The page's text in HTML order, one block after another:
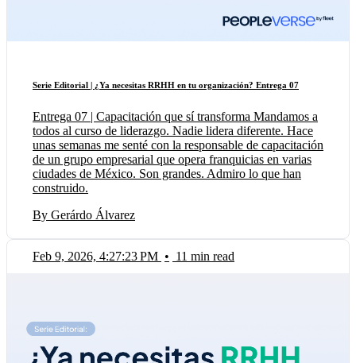
Serie Editorial | ¿Ya necesitas RRHH en tu organización? Entrega 07
Entrega 07 | Capacitación que sí transforma Mandamos a
todos al curso de liderazgo. Nadie lidera diferente. Hace
unas semanas me senté con la responsable de capacitación
de un grupo empresarial que opera franquicias en varias
ciudades de México. Son grandes. Admiro lo que han
construido.
By Gerárdo Álvarez
Feb 9, 2026, 4:27:23 PM • 11 min read